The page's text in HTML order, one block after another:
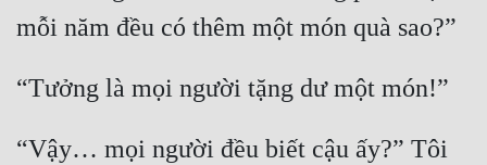
mỗi năm đều có thêm một món quà sao?”
“Tưởng là mọi người tặng dư một món!”
“Vậy… mọi người đều biết cậu ấy?” Tôi